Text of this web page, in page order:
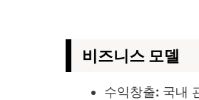
비즈니스 모델
수익창출: 국내